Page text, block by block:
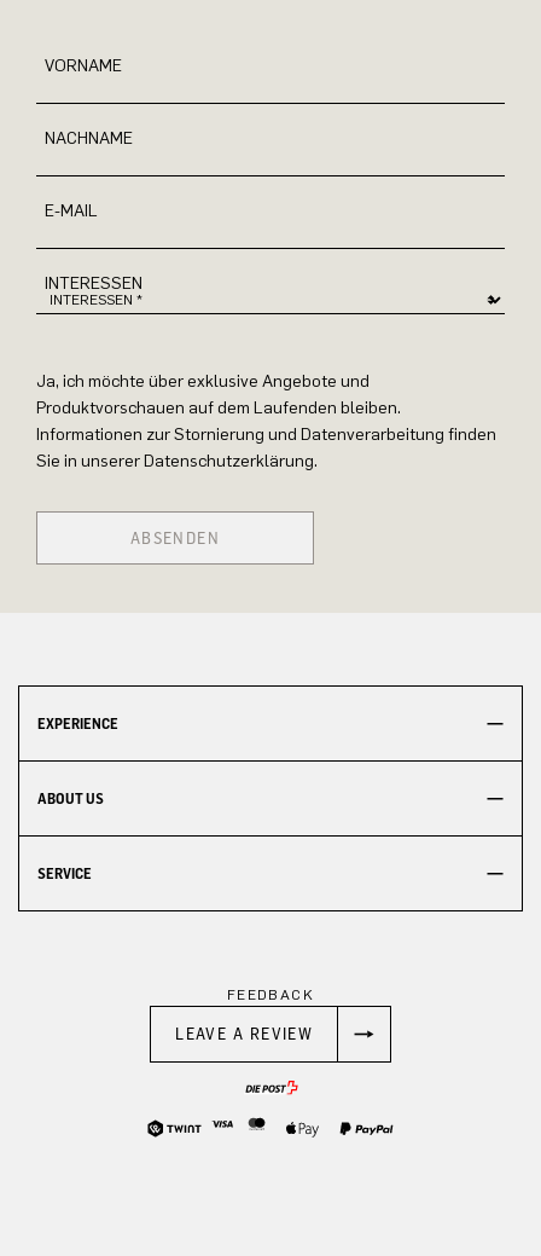
VORNAME
NACHNAME
E-MAIL
INTERESSEN
Ja, ich möchte über exklusive Angebote und
Produktvorschauen auf dem Laufenden bleiben.
Informationen zur Stornierung und Datenverarbeitung finden
Sie in unserer Datenschutzerklärung.
ABSENDEN
EXPERIENCE
ABOUT US
SERVICE
FEEDBACK
LEAVE A REVIEW